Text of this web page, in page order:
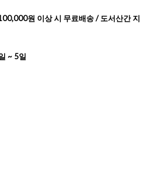
원 이상 시 무료배송 / 도서산간 지
~ 5일